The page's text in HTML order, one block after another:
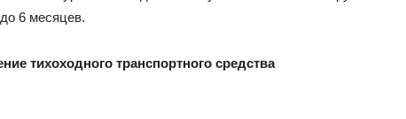
6 месяцев.
тихоходного транспортного средства